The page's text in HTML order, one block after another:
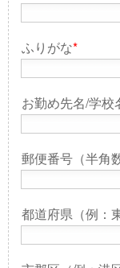
ふりがな*
お勤め先名/学校
郵便番号（半角
都道府県（例：